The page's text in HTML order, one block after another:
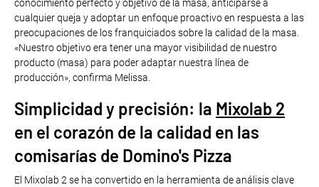
conocimiento perfecto y objetivo de la masa, anticiparse a
cualquier queja y adoptar un enfoque proactivo en respuesta a las
preocupaciones de los franquiciados sobre la calidad de la masa.
«Nuestro objetivo era tener una mayor visibilidad de nuestro
producto (masa) para poder adaptar nuestra línea de
producción», confirma Melissa.
Simplicidad y precisión: la Mixolab 2
en el corazón de la calidad en las
comisarías de Domino's Pizza
El Mixolab 2 se ha convertido en la herramienta de análisis clave